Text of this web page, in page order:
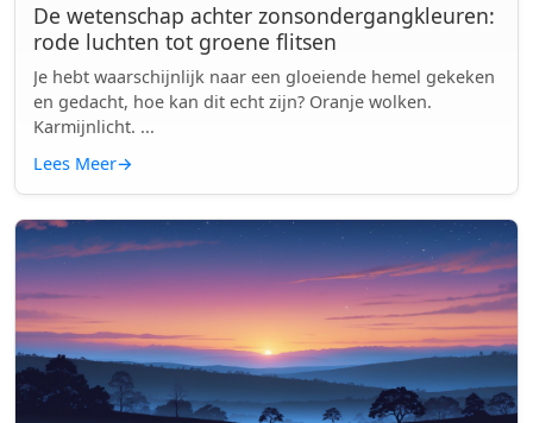
De wetenschap achter zonsondergangkleuren:
rode luchten tot groene flitsen
Je hebt waarschijnlijk naar een gloeiende hemel gekeken
en gedacht, hoe kan dit echt zijn? Oranje wolken.
Karmijnlicht. ...
Lees Meer→